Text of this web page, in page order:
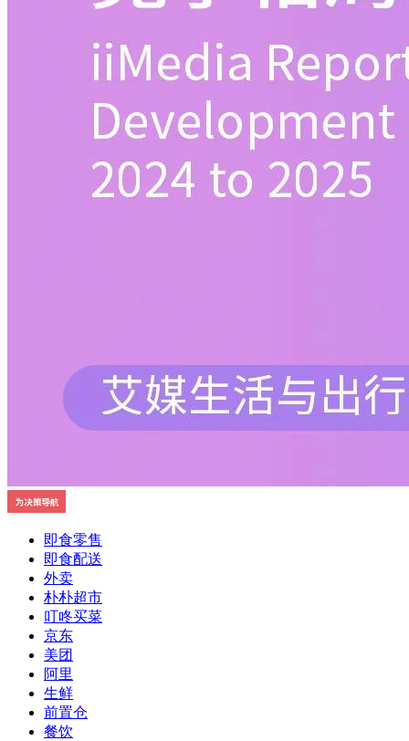
即食零售
即食配送
外卖
朴朴超市
叮咚买菜
京东
美团
阿里
生鲜
前置仓
餐饮